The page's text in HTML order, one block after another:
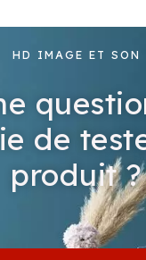
HD IMAGE ET SON
de
produit ?